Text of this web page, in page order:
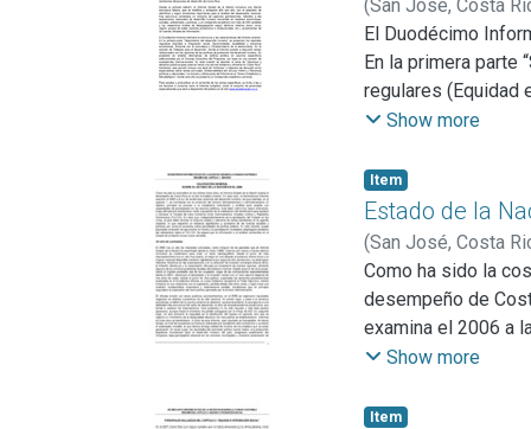
integración social.
que se reflejan en
desmejoramiento
preocupantes, si
(San José, Costa
El Duodécimo
En la primera parte
regulares (Equidad
económicas,
relacionados con
propósito es
seleccionados por
experiencias
desafíos prácticos
Asimismo, esta
especialistas sobre
Metodológico”,
Show more
Item
Estado de la
(San José, Costa
Como ha sido la
desempeño de
examina el 2006 a
capítulo 1, se
capacidades de
Show more
Item